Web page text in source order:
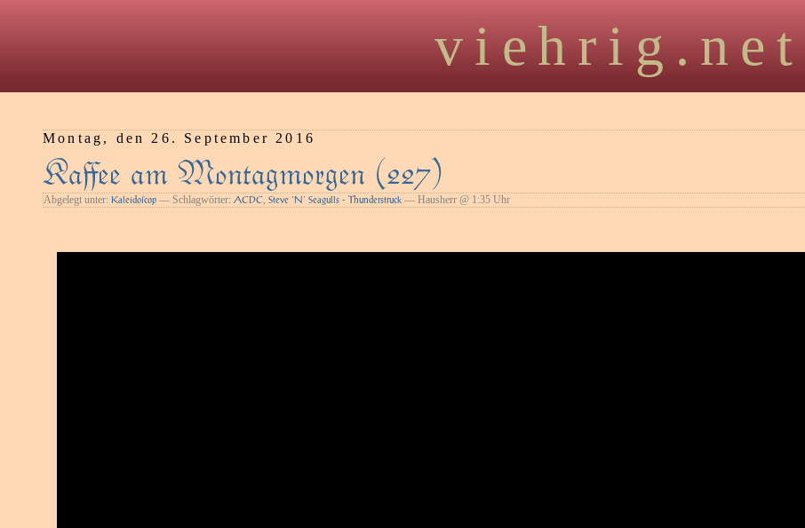
viehrig.net
Montag, den 26. September 2016
Kaﬀee am Montagmorgen (227)
Abgelegt unter: Kaleidoſcop — Schlagwörter: ACDC, Steve 'N' Seagulls - Thunderstruck — Hausherr @ 1:35 Uhr